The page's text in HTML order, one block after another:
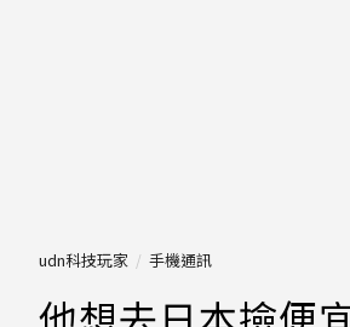
udn科技玩家 手機通訊